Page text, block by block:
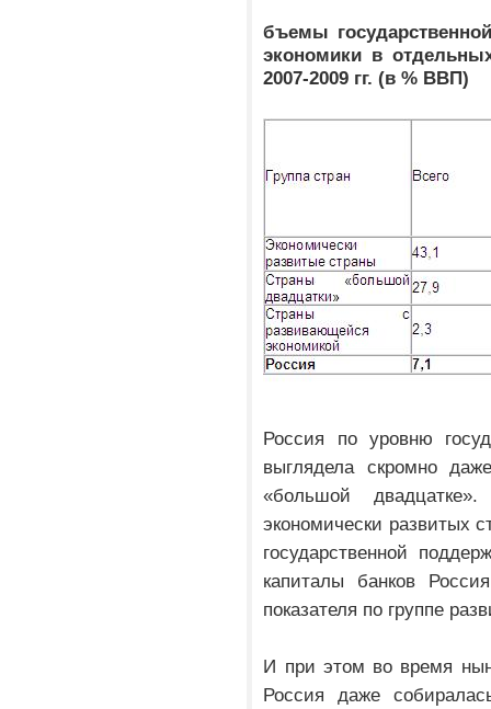
бъемы
экономики в
2007-2009 гг. (в % ВВП)
Россия по уровню
выглядела скромно
«большой
экономически развитых
государственной
капиталы банков
показателя по группе
И при этом во время
Россия даже